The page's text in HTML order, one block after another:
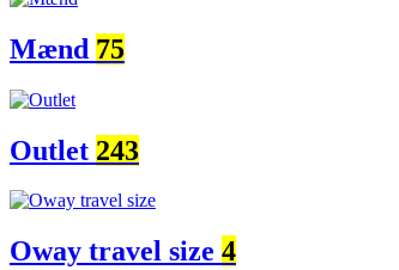
Mænd 75
Outlet 243
Oway travel size 4